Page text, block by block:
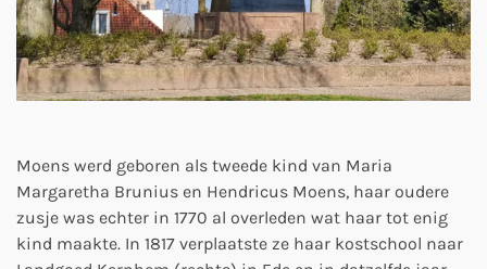
Moens werd geboren als tweede kind van Maria
Margaretha Brunius en Hendricus Moens, haar oudere
zusje was echter in 1770 al overleden wat haar tot enig
kind maakte. In 1817 verplaatste ze haar kostschool naar